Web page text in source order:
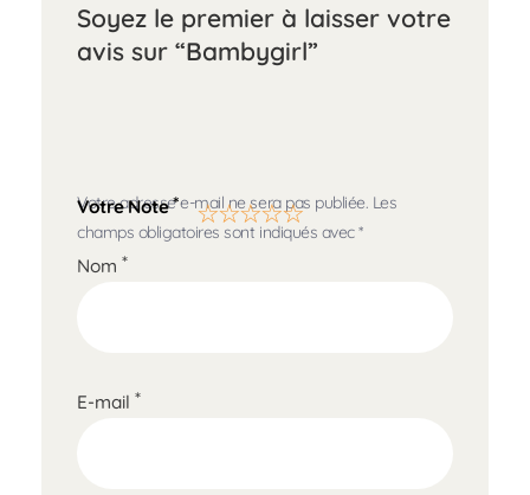
Soyez le premier à laisser votre
avis sur “Bambygirl”
Votre adresse e-mail ne sera pas publiée. Les
champs obligatoires sont indiqués avec*
Nom *
E-mail *
Votre Note*